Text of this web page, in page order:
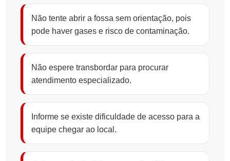
Não tente abrir a fossa sem orientação, pois
pode haver gases e risco de contaminação.
Não espere transbordar para procurar
atendimento especializado.
Informe se existe dificuldade de acesso para a
equipe chegar ao local.